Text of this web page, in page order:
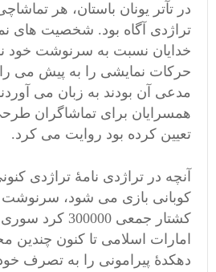
در تآتر یونان باستان، هر
تراژدی آگاه بود. شخصیت های
خدایان نسبت به سرنوشت خود
حرکات نمایشی را به پیش می
مدعی آن بودند به زبان می
همسرایان برای تماشاگران
تعیین کرده بود روایت می کرد.
آنچه در تراژدی نامۀ تراژدی
کوبانی بازی می شود، سرنوشت
کشتار جمعی
امارات اسلامی تا کنون چندین
دهکدۀ پیرامونی را به تصرف